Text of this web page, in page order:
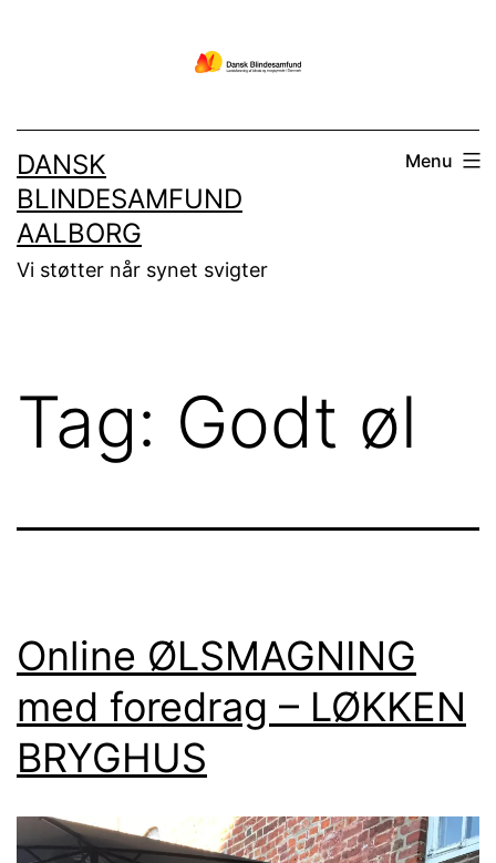
DANSK
BLINDESAMFUND
AALBORG
Vi støtter når synet svigter
Menu
Tag: Godt øl
Online ØLSMAGNING
med foredrag – LØKKEN
BRYGHUS